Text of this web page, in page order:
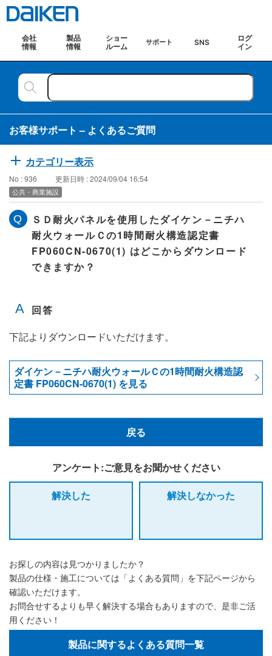
会社
情報
製品
情報
ショー
ルーム
サポート SNS
ログ
イン
お客様サポート – よくあるご質問
カテゴリー表示
No : 936 更新日時 : 2024/09/04 16:54
公共・商業施設
ＳＤ耐火パネルを使用したダイケン－ニチハ
耐火ウォールＣの1時間耐火構造認定書
FP060CN-0670(1) はどこからダウンロード
できますか？
下記よりダウンロードいただけます。
ダイケン－ニチハ耐火ウォールＣの1時間耐火構造認
定書 FP060CN-0670(1) を見る
戻る
アンケート:ご意見をお聞かせください
解決した
解決しなかった
お探しの内容は見つかりましたか？
製品の仕様・施工については「よくある質問」を下記ページから
確認いただけます。
お問合せするよりも早く解決する場合もありますので、是非ご活
用ください！
製品に関するよくある質問一覧